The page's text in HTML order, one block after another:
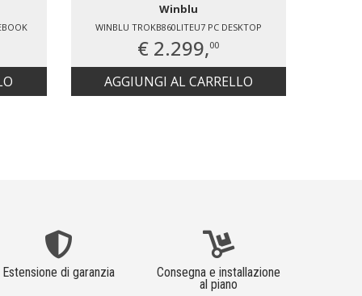
Winblu
WINBLU TROKB860LITEU7 PC DESKTOP
€ 2.299,00
AGGIUNGI AL CARRELLO
Estensione di garanzia Consegna e installazione
al piano